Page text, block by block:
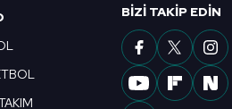
detaylı bilgi için Ayarlar
ve sitemizde ilgili
BIZI TAKIP EDIN